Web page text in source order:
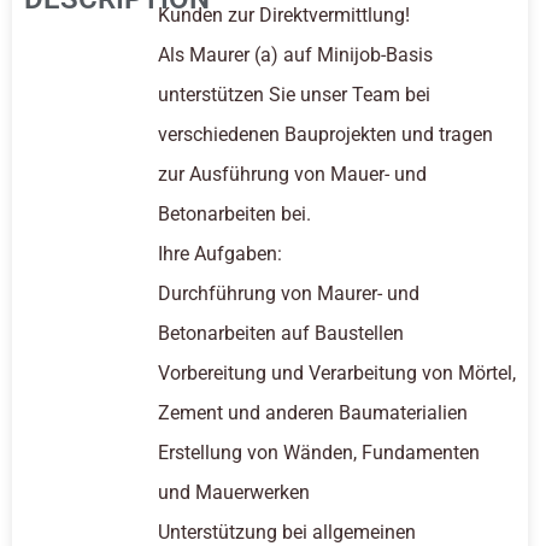
Kunden zur Direktvermittlung!
Als Maurer (a) auf Minijob-Basis
unterstützen Sie unser Team bei
verschiedenen Bauprojekten und tragen
zur Ausführung von Mauer- und
Betonarbeiten bei.
Ihre Aufgaben:
Durchführung von Maurer- und
Betonarbeiten auf Baustellen
Vorbereitung und Verarbeitung von Mörtel,
Zement und anderen Baumaterialien
Erstellung von Wänden, Fundamenten
und Mauerwerken
Unterstützung bei allgemeinen